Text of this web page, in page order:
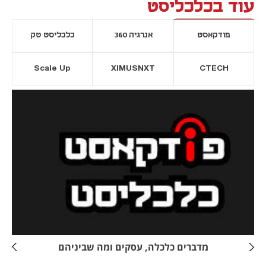
עוד בכלכליסט
פודקאסט אנרגיה 360 כלכליסט טק
CTECH
XIMUSNXT
Scale Up
נפתח בכרטיסייה חדשה
מדברים כלכלה, עסקים ומה שביניהם
חדשה